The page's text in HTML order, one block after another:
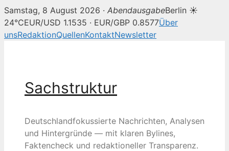
Samstag, 8 August 2026 · AbendausgabeBerlin ☀
24°CEUR/USD 1.1535 · EUR/GBP 0.8577Über
unsRedaktionQuellenKontaktNewsletter
Sachstruktur
Deutschlandfokussierte Nachrichten, Analysen
und Hintergründe — mit klaren Bylines,
Faktencheck und redaktioneller Transparenz.